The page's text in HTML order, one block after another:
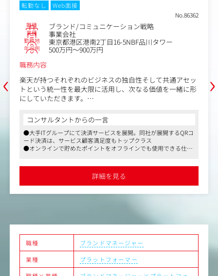
‹
転勤なし
Web面接
No.86362
職種 ブランド/コミュニケーション戦略
業種 事業会社
勤務地 東京都港区港南2丁目16-5NBF品川タワー
年収例
500万円～900万円
職務内容
楽天が持つそれぞれのビジネスの独自性そして共通アセッ
トという統一性を最大限に活用し、次なる価値を一緒に形
にしていただきます。
【具体的な仕事内容】
・ブランド/コミュニケーション戦略に沿った具体施策の
企画立案～コミュニケーションコンセプト設計～コンテン
ツ制作までの一連の流れをリードしていただきます。
・リサーチ業務
コンサルタントからの一言
●大手ITグループにて決済サービスを展開。同社が展開するQRコ
ード決済は、サービス顧客満足度もトップクラス
●オンラインで貯めたポイントをオフラインでも使用できる仕組
詳細を見る
›
職種
ブランドマネージャー
業種
プラットフォーマー